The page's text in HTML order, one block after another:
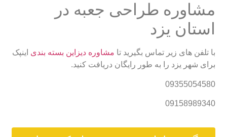
مشاوره طراحی جعبه در
استان یزد
با تلفن های زیر تماس بگیرید تا مشاوره دیزاین بسته بندی اینپک
برای شهر یزد را به طور رایگان دریافت کنید.
09355054580
09158989340